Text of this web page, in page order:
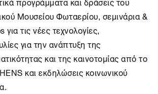
Μουσείου Φωταερίου, σεμινάρια &
τις νέες τεχνολογίες,
για την ανάπτυξη της
και της καινοτομίας από το
και εκδηλώσεις κοινωνικού